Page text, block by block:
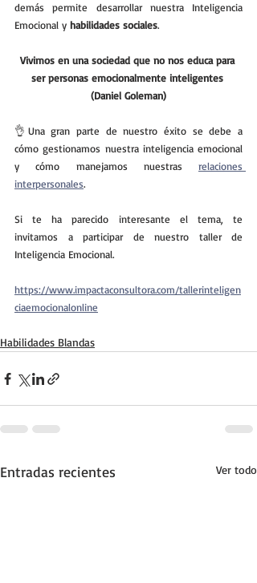
demás permite desarrollar nuestra Inteligencia
Emocional y habilidades sociales.
Vivimos en una sociedad que no nos educa para
ser personas emocionalmente inteligentes
(Daniel Goleman)
👌Una gran parte de nuestro éxito se debe a
cómo gestionamos nuestra inteligencia emocional
y cómo manejamos nuestras relaciones
interpersonales.
Si te ha parecido interesante el tema, te
invitamos a participar de nuestro taller de
Inteligencia Emocional.
https://www.impactaconsultora.com/tallerinteligen
ciaemocionalonline
Habilidades Blandas
Entradas recientes Ver todo